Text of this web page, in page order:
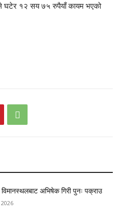
घटेर १२ सय ७५ रुपैयाँ कायम भएको
विमानस्थलबाट अभिषेक गिरी पुनः पक्राउ